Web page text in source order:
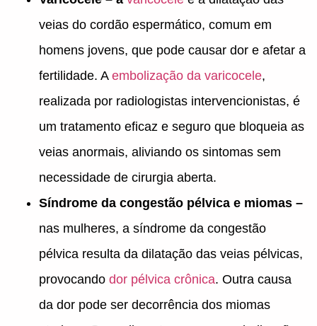
veias do cordão espermático, comum em
homens jovens, que pode causar dor e afetar a
fertilidade. A embolização da varicocele,
realizada por radiologistas intervencionistas, é
um tratamento eficaz e seguro que bloqueia as
veias anormais, aliviando os sintomas sem
necessidade de cirurgia aberta.
Síndrome da congestão pélvica e miomas –
nas mulheres, a síndrome da congestão
pélvica resulta da dilatação das veias pélvicas,
provocando dor pélvica crônica. Outra causa
da dor pode ser decorrência dos miomas